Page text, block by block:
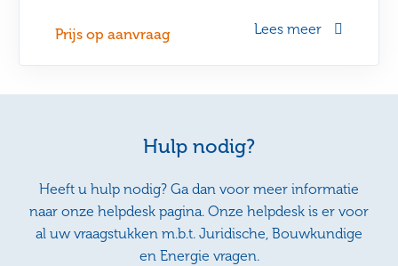
Prijs op aanvraag Lees meer
Hulp nodig?
Heeft u hulp nodig? Ga dan voor meer informatie
naar onze helpdesk pagina. Onze helpdesk is er voor
al uw vraagstukken m.b.t. Juridische, Bouwkundige
en Energie vragen.